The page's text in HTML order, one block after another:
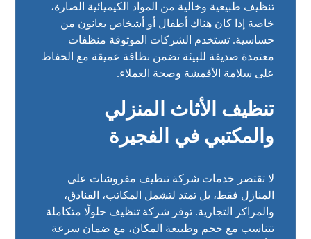
تنظيف طبيعية وخالية من المواد الكيميائية الضارة،
خاصة إذا كان هناك أطفال أو أشخاص يعانون من
حساسية. تستخدم الشركات الموثوقة منظفات
معتمدة صديقة للبيئة تضمن نظافة عميقة مع الحفاظ
على سلامة الأقمشة وصحة العملاء.
تنظيف الأثاث المنزلي
والمكتبي في الفجيرة
لا تقتصر خدمات شركة تنظيف مفروشات على
المنازل فقط، بل تمتد لتشمل المكاتب، الفنادق،
والمراكز التجارية. توفر شركة تنظيف حلولًا متكاملة
تتناسب مع حجم وطبيعة المكان، مع ضمان سرعة